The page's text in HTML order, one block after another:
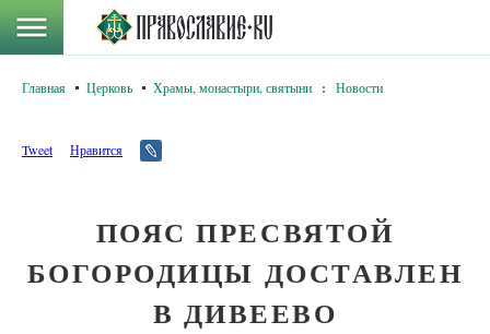
Главная Церковь Храмы, монастыри, святыни : Новости
Tweet Нравится
ПОЯС ПРЕСВЯТОЙ
БОГОРОДИЦЫ ДОСТАВЛЕН
В ДИВЕЕВО